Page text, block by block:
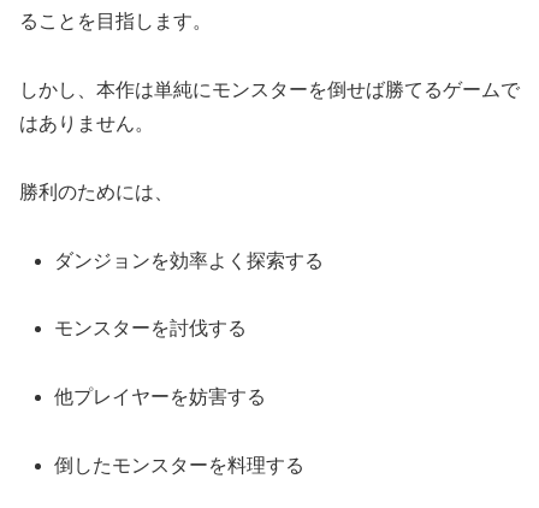
ることを目指します。
しかし、本作は単純にモンスターを倒せば勝てるゲームで
はありません。
勝利のためには、
ダンジョンを効率よく探索する
モンスターを討伐する
他プレイヤーを妨害する
倒したモンスターを料理する